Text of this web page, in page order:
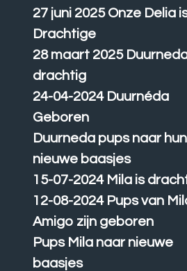
27 juni 2025 Onze Delia
Drachtige
28 maart 2025
drachtig
24-04-2024 Duurnéda
Geboren
Duurneda pups naar hun
nieuwe baasjes
15-07-2024 Mila is
12-08-2024 Pups van
Amigo zijn geboren
Pups Mila naar nieuwe
baasjes